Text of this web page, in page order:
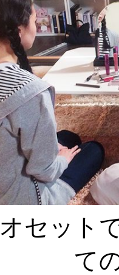
セット
て